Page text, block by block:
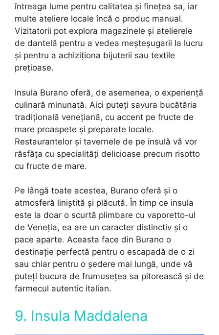
întreaga lume pentru calitatea și finețea sa, iar
multe ateliere locale încă o produc manual.
Vizitatorii pot explora magazinele și atelierele
de dantelă pentru a vedea meșteșugarii la lucru
și pentru a achiziționa bijuterii sau textile
prețioase.
Insula Burano oferă, de asemenea, o experiență
culinară minunată. Aici puteți savura bucătăria
tradițională venețiană, cu accent pe fructe de
mare proaspete și preparate locale.
Restaurantelor și tavernele de pe insulă vă vor
răsfăța cu specialități delicioase precum risotto
cu fructe de mare.
Pe lângă toate acestea, Burano oferă și o
atmosferă liniștită și plăcută. În timp ce insula
este la doar o scurtă plimbare cu vaporetto-ul
de Veneția, ea are un caracter distinctiv și o
pace aparte. Aceasta face din Burano o
destinație perfectă pentru o escapadă de o zi
sau chiar pentru o ședere mai lungă, unde vă
puteți bucura de frumusețea sa pitorească și de
farmecul autentic italian.
9. Insula Maddalena